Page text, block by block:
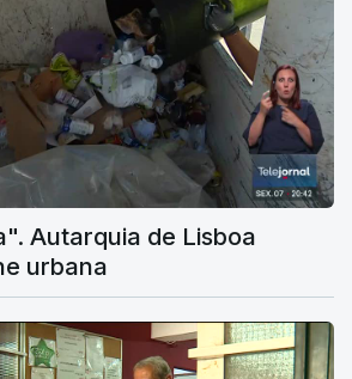
Autarquia de Lisboa
urbana